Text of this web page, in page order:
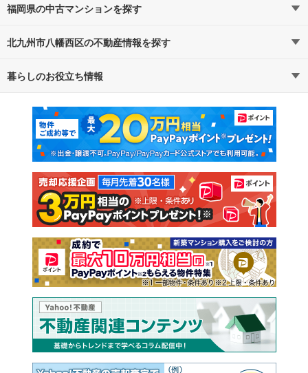
福岡県の中古マンションを探す
路線・駅から探す 地域から探す
通勤・通学時間から探す
北九州市八幡西区の不動産情報を探す
不動産・住宅
新築マンション 中古マンション
新築一戸建て 中古一戸建て
注文住宅 土地
売却査定
暮らしのお役立ち情報
マンションカタログ 教えて！住まいの先生